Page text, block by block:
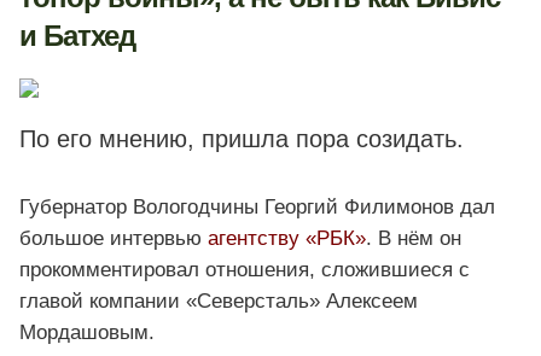
и Батхед
По его мнению, пришла пора созидать.
Губернатор Вологодчины Георгий Филимонов дал
большое интервью агентству «РБК». В нём он
прокомментировал отношения, сложившиеся с
главой компании «Северсталь» Алексеем
Мордашовым.